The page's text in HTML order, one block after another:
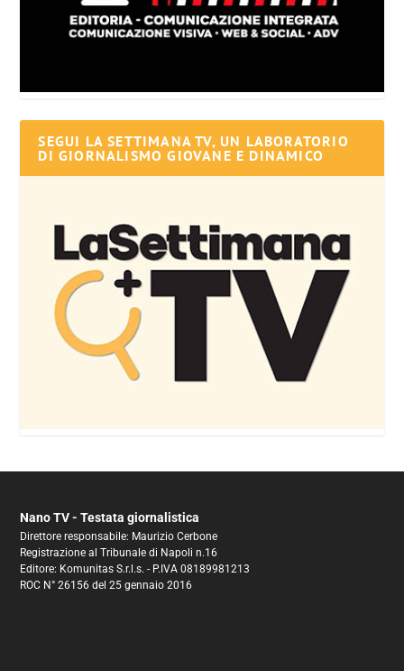
SEGUI LA SETTIMANA TV, UN LABORATORIO
DI GIORNALISMO GIOVANE E DINAMICO
Nano TV - Testata giornalistica
Direttore responsabile: Maurizio Cerbone
Registrazione al Tribunale di Napoli n.16
Editore: Komunitas S.r.l.s. - P.IVA 08189981213
ROC N° 26156 del 25 gennaio 2016